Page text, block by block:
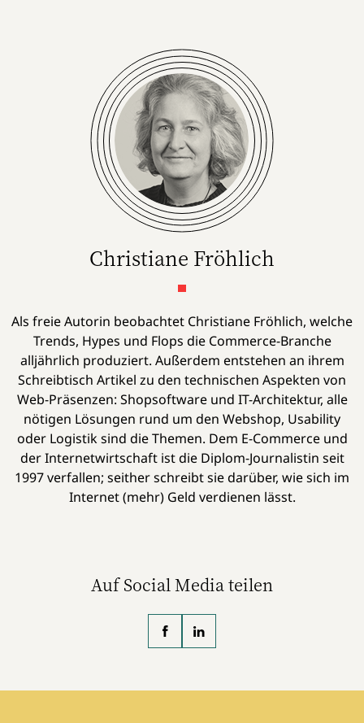
Christiane Fröhlich
Als freie Autorin beobachtet Christiane Fröhlich, welche
Trends, Hypes und Flops die Commerce-Branche
alljährlich produziert. Außerdem entstehen an ihrem
Schreibtisch Artikel zu den technischen Aspekten von
Web-Präsenzen: Shopsoftware und IT-Architektur, alle
nötigen Lösungen rund um den Webshop, Usability
oder Logistik sind die Themen. Dem E-Commerce und
der Internetwirtschaft ist die Diplom-Journalistin seit
1997 verfallen; seither schreibt sie darüber, wie sich im
Internet (mehr) Geld verdienen lässt.
Auf Social Media teilen